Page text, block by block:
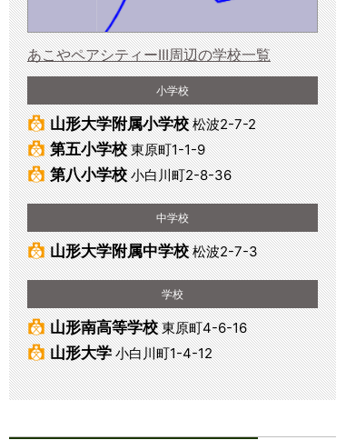
あこやペアシティーIII周辺の学校一覧
小学校
山形大学附属小学校松波2-7-2
第五小学校東原町1-1-9
第八小学校小白川町2-8-36
中学校
山形大学附属中学校松波2-7-3
学校
山形南高等学校東原町4-6-16
山形大学小白川町1-4-12